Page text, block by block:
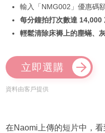
輸入「NMG002」優惠碼
每分鐘拍打次數達 14,000
輕鬆清除床褥上的塵蟎、
立即選購
資料由客戶提供
在Naomi上傳的短片中，